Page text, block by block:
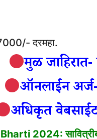
दरमहा.
मुळ
ऑनलाईन
अधिकृत
2024: